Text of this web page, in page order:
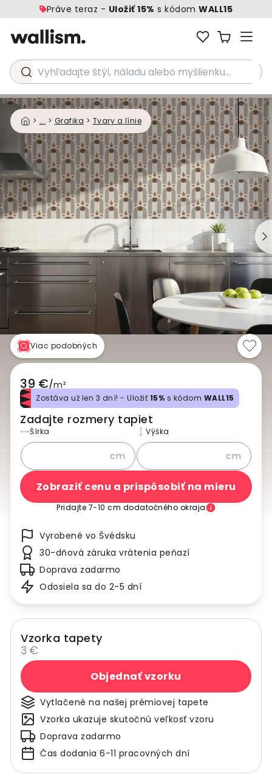
Práve teraz - Uložiť 15% s kódomWALL15
Vyhľadajte štýl, náladu alebo myšlienku...
> ... > Grafika > Tvary a línie
Viac podobných
39 €/m²
Zostáva už len 3 dní! - Uložiť15% s kódom WALL15
Zadajte rozmery tapiet
Šírka
cm
Výška
cm
Zobraziť cenu a prispôsobiť na mieru
Pridajte 7-10 cm dodatočného okraja
Vyrobené vo Švédsku
30-dňová záruka vrátenia peňazí
Doprava zadarmo
Odosiela sa do 2-5 dní
Vzorka tapety
3 €
Objednať vzorku
Vytlačené na našej prémiovej tapete
Vzorka ukazuje skutočnú veľkosť vzoru
Doprava zadarmo
Čas dodania 6-11 pracovných dní